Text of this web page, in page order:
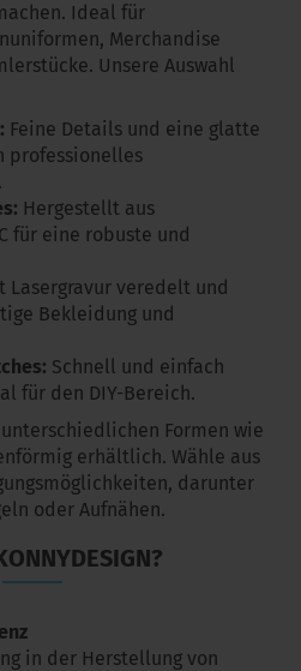
Ideal für
Merchandise
Unsere Auswahl
Feine Details und eine glatte
professionelles
Hergestellt aus
für eine robuste und
Lasergravur veredelt und
Bekleidung und
Schnell und einfach
für den DIY-Bereich.
Formen wie
erhältlich. Wähle aus
darunter
oder Aufnähen.
in der Herstellung von